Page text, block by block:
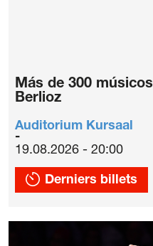
Más de 300
Berlioz
Auditorium Kursaal
19.08.2026 - 20:00
Derniers billets